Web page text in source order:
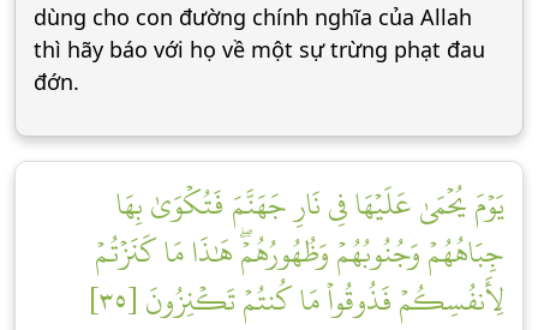
dùng cho con đường chính nghĩa của Allah
thì hãy báo với họ về một sự trừng phạt đau
đớn.
يَوۡمَ يُحۡمَىٰ عَلَيۡهَا فِي نَارِ جَهَنَّمَ فَتُكۡوَىٰ بِهَا
جِبَاهُهُمۡ وَجُنُوبُهُمۡ وَظُهُورُهُمۡۖ هَٰذَا مَا كَنَزۡتُمۡ
لِأَنفُسِكُمۡ فَذُوقُواْ مَا كُنتُمۡ تَكۡنِزُونَ [٣٥]